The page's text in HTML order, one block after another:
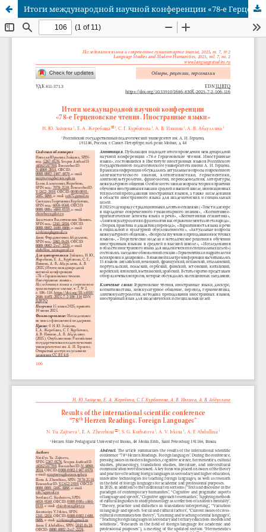
Итоги международной научной конференции «78-е Герценовские чтения. Иностранные языки»